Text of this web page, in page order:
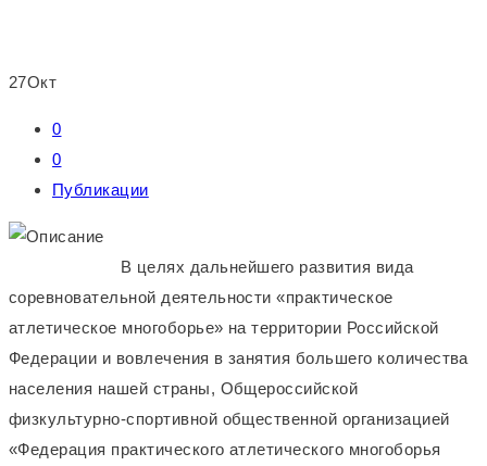
27Окт
0
0
Публикации
В целях дальнейшего развития вида
соревновательной деятельности «практическое
атлетическое многоборье» на территории Российской
Федерации и вовлечения в занятия большего количества
населения нашей страны, Общероссийской
физкультурно-спортивной общественной организацией
«Федерация практического атлетического многоборья